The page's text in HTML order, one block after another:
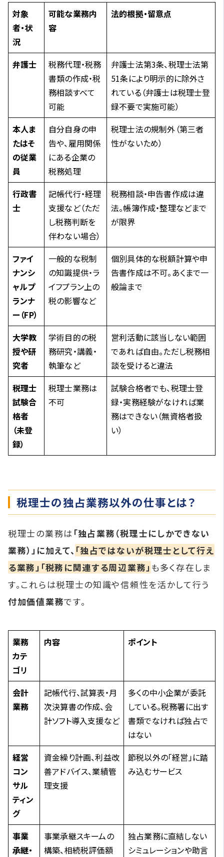
対象
者・状
況
可能な業務内
容
法的根拠・留意点
弁護士
税務代理・税務
書類の作成・税
務相談すべて
可能
弁護士法第3条、税理士法第
51条により明示的に除外さ
れている（弁護士は税理士登
録不要で実施可能）
本人ま
たはそ
の従業
員
自分自身の申
告や、雇用関係
にある企業の
税務処理
税理士法の規制外（第三者
性がないため）
行政書
士
記帳代行・経理
支援など（ただ
し税務判断を
伴わない場合）
税務相談・申告書作成は違
法。帳簿作成・整理などまで
が限界
ファイ
ナンシ
ャルプ
ランナ
ー（FP）
一般的な税制
の知識提供・ラ
イフプラン上の
税の影響など
個別具体的な税額計算や申
告書作成は不可。あくまで一
般論まで
大学教
授や研
究者
学術目的の税
務研究・講義・
執筆など
営利活動に該当しない範囲
であれば自由。ただし税務相
談を受けると違法
税理士
試験合
格者
（未登
録）
税理士業務は
不可
試験合格者でも、税理士登
録・実務経験がなければ業
務はできない（無資格者扱
い）
税理士の独占業務以外の仕事とは？
税理士の業務は 「独占業務（税理士にしかできない
業務）」に加えて、 「独占ではないが税理士として行え
る業務」「税務に関連する周辺業務」 も多く存在しま
す。これらは税理士の知識や信頼性を活かして行う
付加価値業務です。
業務
カテ
ゴリ
内容 ポイント
会計
業務
記帳代行、試算表・月
次決算書の作成、会
計ソフト導入支援など
多くの中小企業が委託
している。税務署に出す
書類でなければ独占で
はない
経営
コン
サル
ティン
グ
資金繰り計画、利益改
善アドバイス、業績管
理支援
節税以外の「経営」に踏
み込むサービス
事業
承継・
事業承継スキームの
構築、相続税評価額
独占業務に直結しない
シミュレーションや助言